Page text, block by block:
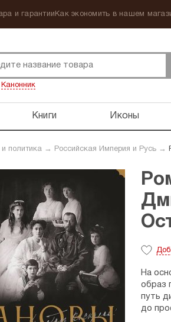
и гарантии Как экономить в нашем
Канонник
Книги Иконы
и политика → Российская Империя и Русь →
На
образ
путь
до